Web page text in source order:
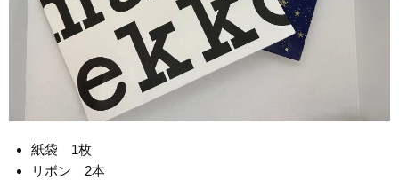
紙袋 1枚
リボン 2本